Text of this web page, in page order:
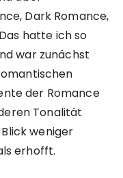
Dark Romance,
hatte ich so
war zunächst
der Romance
Tonalität
weniger
erhofft.